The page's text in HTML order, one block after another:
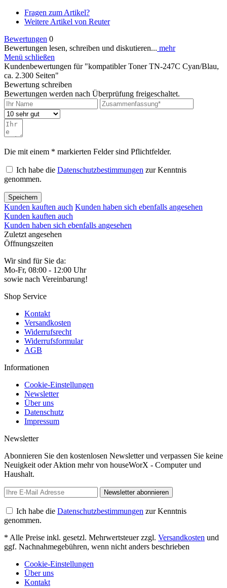
Fragen zum Artikel?
Weitere Artikel von Reuter
Bewertungen 0
Bewertungen lesen, schreiben und diskutieren... mehr
Menü schließen
Kundenbewertungen für "kompatibler Toner TN-247C Cyan/Blau,
ca. 2.300 Seiten"
Bewertung schreiben
Bewertungen werden nach Überprüfung freigeschaltet.
Die mit einem * markierten Felder sind Pflichtfelder.
Ich habe die Datenschutzbestimmungen zur Kenntnis
genommen.
Speichern
Kunden kauften auch Kunden haben sich ebenfalls angesehen
Kunden kauften auch
Kunden haben sich ebenfalls angesehen
Zuletzt angesehen
Öffnungszeiten
Wir sind für Sie da:
Mo-Fr, 08:00 - 12:00 Uhr
sowie nach Vereinbarung!
Shop Service
Kontakt
Versandkosten
Widerrufsrecht
Widerrufsformular
AGB
Informationen
Cookie-Einstellungen
Newsletter
Über uns
Datenschutz
Impressum
Newsletter
Abonnieren Sie den kostenlosen Newsletter und verpassen Sie keine
Neuigkeit oder Aktion mehr von houseWorX - Computer und
Haushalt.
Newsletter abonnieren
Ich habe die Datenschutzbestimmungen zur Kenntnis
genommen.
* Alle Preise inkl. gesetzl. Mehrwertsteuer zzgl. Versandkosten und
ggf. Nachnahmegebühren, wenn nicht anders beschrieben
Cookie-Einstellungen
Über uns
Kontakt